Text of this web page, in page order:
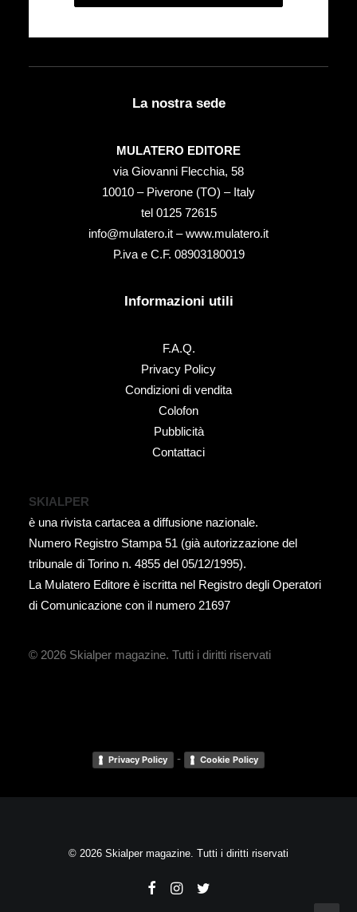
La nostra sede
MULATERO EDITORE
via Giovanni Flecchia, 58
10010 – Piverone (TO) – Italy
tel ‭0125 72615‬
info@mulatero.it –www.mulatero.it
P.iva e C.F. 08903180019
Informazioni utili
F.A.Q.
Privacy Policy
Condizioni di vendita
Colofon
Pubblicità
Contattaci
SKIALPER
è una rivista cartacea a diffusione nazionale.
Numero Registro Stampa 51 (già autorizzazione del
tribunale di Torino n. 4855 del 05/12/1995).
La Mulatero Editore è iscritta nel Registro degli Operatori
di Comunicazione con il numero 21697
© 2026 Skialper magazine. Tutti i diritti riservati
Privacy Policy - Cookie Policy
© 2026 Skialper magazine. Tutti i diritti riservati